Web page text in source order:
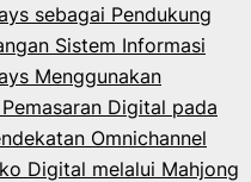
sebagai Pendukung
Sistem Informasi
Menggunakan
Digital pada
Omnichannel
Digital melalui Mahjong